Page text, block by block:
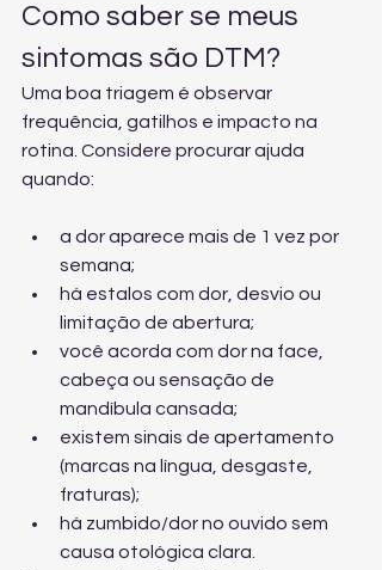
Como saber se meus
sintomas são DTM?
Uma boa triagem é observar
frequência, gatilhos e impacto na
rotina. Considere procurar ajuda
quando:
a dor aparece mais de 1 vez por
semana;
há estalos com dor, desvio ou
limitação de abertura;
você acorda com dor na face,
cabeça ou sensação de
mandíbula cansada;
existem sinais de apertamento
(marcas na língua, desgaste,
fraturas);
há zumbido/dor no ouvido sem
causa otológica clara.